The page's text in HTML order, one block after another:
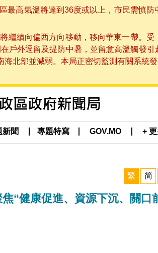
最高氣溫將達到36度或以上，市民需慎
繼續向偏西方向移動，移向華東一帶。
戶外逗留及提防中暑，並留意高溫觸發
北部並減弱。本局正密切監測有關系統
新聞 專題特寫 GOV.MO +
繁 简
“健康促進、資源下沉、關口